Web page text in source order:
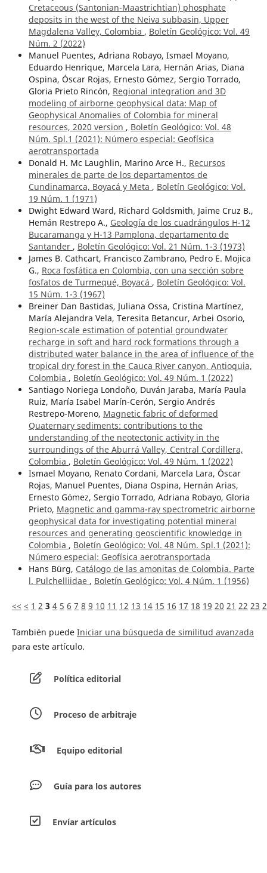
Cretaceous (Santonian-Maastrichtian) phosphate
deposits in the west of the Neiva subbasin, Upper
Magdalena Valley, Colombia , Boletín Geológico: Vol. 49
Núm. 2 (2022)
Manuel Puentes, Adriana Robayo, Ismael Moyano,
Eduardo Henrique, Marcela Lara, Hernán Arias, Diana
Ospina, Óscar Rojas, Ernesto Gómez, Sergio Torrado,
Gloria Prieto Rincón, Regional integration and 3D
modeling of airborne geophysical data: Map of
Geophysical Anomalies of Colombia for mineral
resources, 2020 version , Boletín Geológico: Vol. 48
Núm. Spl.1 (2021): Número especial: Geofísica
aerotransportada
Donald H. Mc Laughlin, Marino Arce H., Recursos
minerales de parte de los departamentos de
Cundinamarca, Boyacá y Meta , Boletín Geológico: Vol.
19 Núm. 1 (1971)
Dwight Edward Ward, Richard Goldsmith, Jaime Cruz B.,
Hemán Restrepo A., Geología de los cuadrángulos H-12
Bucaramanga y H-13 Pamplona, departamento de
Santander , Boletín Geológico: Vol. 21 Núm. 1-3 (1973)
James B. Cathcart, Francisco Zambrano, Pedro E. Mojica
G., Roca fosfática en Colombia, con una sección sobre
fosfatos de Turmequé, Boyacá , Boletín Geológico: Vol.
15 Núm. 1-3 (1967)
Breiner Dan Bastidas, Juliana Ossa, Cristina Martínez,
María Alejandra Vela, Teresita Betancur, Arbei Osorio,
Region-scale estimation of potential groundwater
recharge in soft and hard rock formations through a
distributed water balance in the area of influence of the
tropical dry forest in the Cauca River canyon, Antioquia,
Colombia , Boletín Geológico: Vol. 49 Núm. 1 (2022)
Santiago Noriega Londoño, Duván Jaraba, María Paula
Ruiz, María Isabel Marín-Cerón, Sergio Andrés
Restrepo-Moreno, Magnetic fabric of deformed
Quaternary sediments: contributions to the
understanding of the neotectonic activity in the
surroundings of the Aburrá Valley, Central Cordillera,
Colombia , Boletín Geológico: Vol. 49 Núm. 1 (2022)
Ismael Moyano, Renato Cordani, Marcela Lara, Óscar
Rojas, Manuel Puentes, Diana Ospina, Hernán Arias,
Ernesto Gómez, Sergio Torrado, Adriana Robayo, Gloria
Prieto, Magnetic and gamma-ray spectrometric airborne
geophysical data for investigating potential mineral
resources and generating geoscientific knowledge in
Colombia , Boletín Geológico: Vol. 48 Núm. Spl.1 (2021):
Número especial: Geofísica aerotransportada
Hans Bürg, Catálogo de las amonitas de Colombia. Parte
l. Pulchelliidae , Boletín Geológico: Vol. 4 Núm. 1 (1956)
<< < 1 2 3 4 5 6 7 8 9 10 11 12 13 14 15 16 17 18 19 20 21 22 23
También puede Iniciar una búsqueda de similitud avanzada
para este artículo.
Política editorial
Proceso de arbitraje
Equipo editorial
Guía para los autores
Envíar artículos